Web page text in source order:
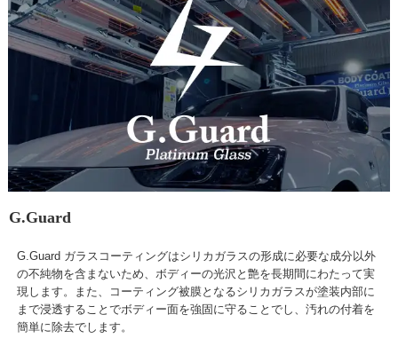
G.Guard
G.Guard ガラスコーティングはシリカガラスの形成に必要な成分以外
の不純物を含まないため、ボディーの光沢と艶を長期間にわたって実
現します。また、コーティング被膜となるシリカガラスが塗装内部に
まで浸透することでボディー面を強固に守ることでし、汚れの付着を
簡単に除去でします。